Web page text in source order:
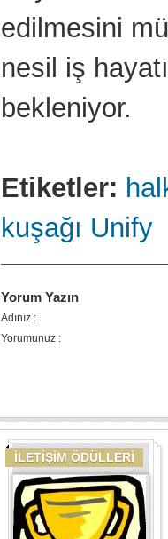
edilmesini
nesil iş
bekleniyor.
Etiketler:
kuşağı Unify
Yorum Yazın
Adınız :
Yorumunuz :
İLETİŞİM ÖDÜLLERİ